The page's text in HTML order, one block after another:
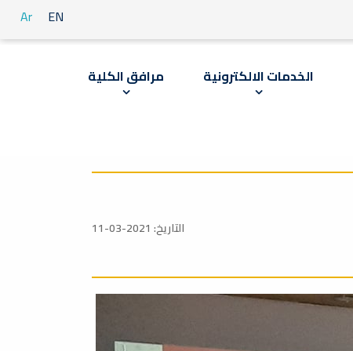
Ar EN
الخدمات الالكترونية مرافق الكلية
التاريخ: 2021-03-11